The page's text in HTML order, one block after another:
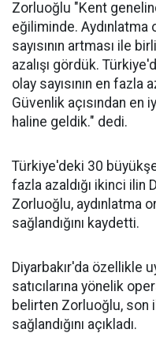
Zorluoğlu "Kent
eğiliminde. Aydınlatma
sayısının artması ile
azalışı gördük.
olay sayısının en fazla
Güvenlik açısından en
haline geldik." dedi.
Türkiye'deki 30
fazla azaldığı ikinci ilin
Zorluoğlu, aydınlatma
sağlandığını kaydetti.
Diyarbakır'da özellikle
satıcılarına yönelik
belirten Zorluoğlu, son
sağlandığını açıkladı.